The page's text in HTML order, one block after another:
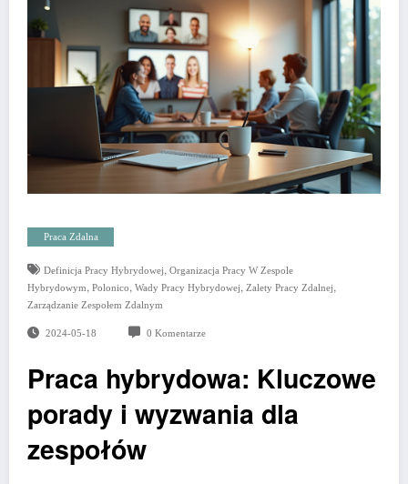
Praca Zdalna
Definicja Pracy Hybrydowej, Organizacja Pracy W Zespole
Hybrydowym, Polonico, Wady Pracy Hybrydowej, Zalety Pracy Zdalnej,
Zarządzanie Zespołem Zdalnym
2024-05-18 0 Komentarze
Praca hybrydowa: Kluczowe
porady i wyzwania dla
zespołów